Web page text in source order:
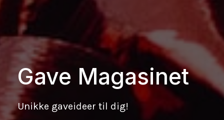
Gave Magasinet
Unikke gaveideer til dig!